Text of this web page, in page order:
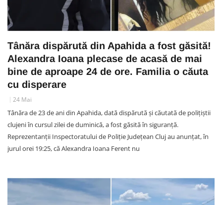
Tânăra dispărută din Apahida a fost găsită!
Alexandra Ioana plecase de acasă de mai
bine de aproape 24 de ore. Familia o căuta
cu disperare
24 Mai
Tânăra de 23 de ani din Apahida, dată dispărută și căutată de polițiștii
clujeni în cursul zilei de duminică, a fost găsită în siguranță.
Reprezentanții Inspectoratului de Poliție Județean Cluj au anunțat, în
jurul orei 19:25, că Alexandra Ioana Ferent nu